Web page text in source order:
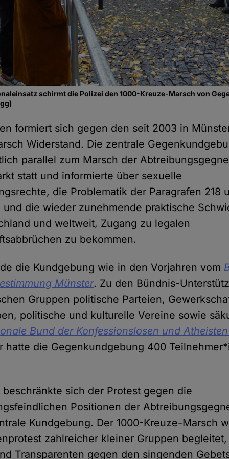
schirmt die Polizei den 1000-Kreuze-Marsch von
formiert sich gegen den seit 2003 in
Widerstand. Die zentrale
parallel zum Marsch der
statt und informierte über sexuelle
die Problematik der Paragrafen 218
und die wieder zunehmende praktische
und weltweit, Zugang zu legalen
zu bekommen.
die Kundgebung wie in den Vorjahren vom
Münster. Zu den Bündnis-
Gruppen politische Parteien,
politische und kulturelle Vereine sowie
Bund der Konfessionslosen und
hatte die Gegenkundgebung 400
sich der Protest gegen die
Positionen der
Kundgebung. Der 1000-Kreuze-Marsch
zahlreicher kleiner Gruppen
Transparenten gegen den singenden